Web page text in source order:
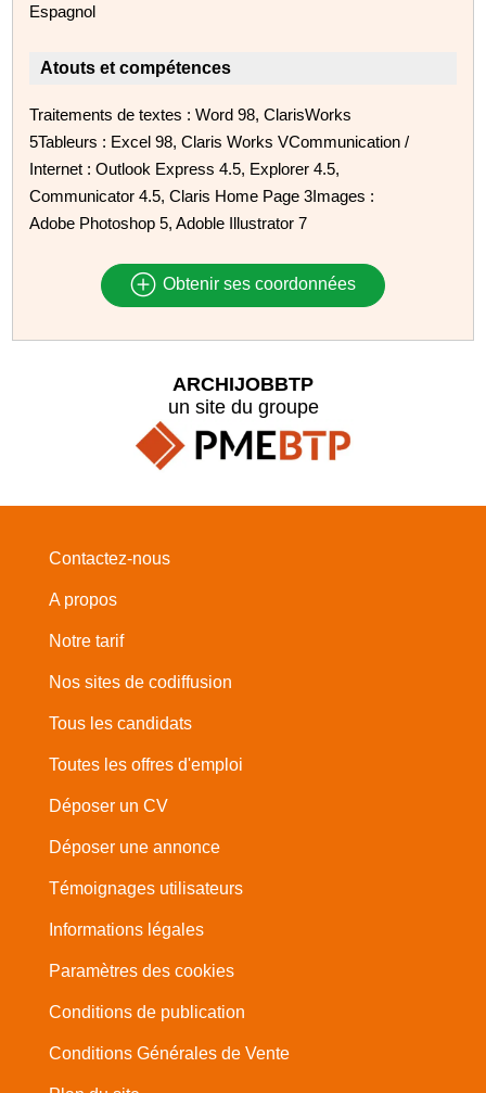
Espagnol
Atouts et compétences
Traitements de textes : Word 98, ClarisWorks
5Tableurs : Excel 98, Claris Works VCommunication /
Internet : Outlook Express 4.5, Explorer 4.5,
Communicator 4.5, Claris Home Page 3Images :
Adobe Photoshop 5, Adoble Illustrator 7
Obtenir ses coordonnées
ARCHIJOBBTP
un site du groupe
Contactez-nous
A propos
Notre tarif
Nos sites de codiffusion
Tous les candidats
Toutes les offres d'emploi
Déposer un CV
Déposer une annonce
Témoignages utilisateurs
Informations légales
Paramètres des cookies
Conditions de publication
Conditions Générales de Vente